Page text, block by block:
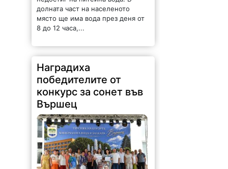
Наградиха
победителите от
конкурс за сонет във
Вършец
158 | 2026-08-06 15:40:39
За девета поредна година във
Вършец се проведе конкурсът